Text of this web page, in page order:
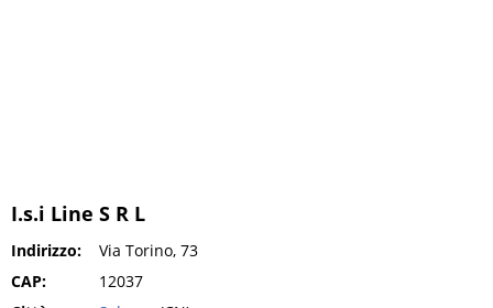
I.s.i Line S R L
Indirizzo:
Via Torino, 73
CAP:
12037